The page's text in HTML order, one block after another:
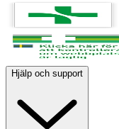
Hjälp och support